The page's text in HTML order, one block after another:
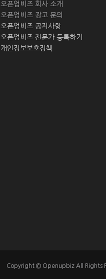
오픈업비즈 회사 소개
오픈업비즈 광고 문의
오픈업비즈 공지사항
오픈업비즈 전문가 등록하기
개인정보보호정책
Copyright © Openupbiz All Rights